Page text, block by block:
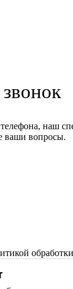
наш
ваши вопросы.